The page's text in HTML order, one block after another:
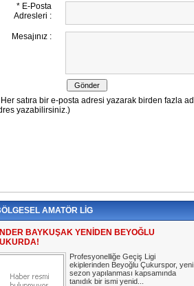
AMATÖR LİG
BAYKUŞAK YENİDEN BEYOĞLU
Profesyonelliğe Geçiş Ligi
ekiplerinden Beyoğlu Çukurspor, yeni
sezon yapılanması kapsamında
tanıdık bir ismi yenid...